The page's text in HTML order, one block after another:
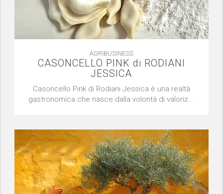
AGRIBUSINESS
CASONCELLO PINK di RODIANI
JESSICA
Casoncello Pink di Rodiani Jessica è una realtà
gastronomica che nasce dalla volontà di valoriz...